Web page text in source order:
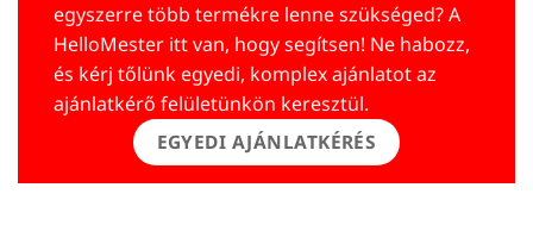
egyszerre több termékre lenne szükséged? A
HelloMester itt van, hogy segítsen! Ne habozz,
és kérj tőlünk egyedi, komplex ajánlatot az
ajánlatkérő felületünkön keresztül.
EGYEDI AJÁNLATKÉRÉS